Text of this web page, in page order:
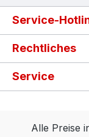
Service-
Rechtliches
Service
Alle Preise